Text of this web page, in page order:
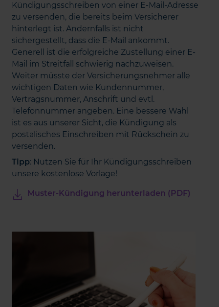
Kündigungsschreiben von einer E-Mail-Adresse
zu versenden, die bereits beim Versicherer
hinterlegt ist. Andernfalls ist nicht
sichergestellt, dass die E-Mail ankommt.
Generell ist die erfolgreiche Zustellung einer E-
Mail im Streitfall schwierig nachzuweisen.
Weiter müsste der Versicherungsnehmer alle
wichtigen Daten wie Kundennummer,
Vertragsnummer, Anschrift und evtl.
Telefonnummer angeben. Eine bessere Wahl
ist es aus unserer Sicht, die Kündigung als
postalisches Einschreiben mit Rückschein zu
versenden.
Tipp: Nutzen Sie für Ihr Kündigungsschreiben
unsere kostenlose Vorlage!
Muster-Kündigung herunterladen (PDF)